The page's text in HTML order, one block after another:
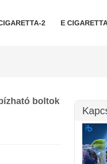
2 E
boltok